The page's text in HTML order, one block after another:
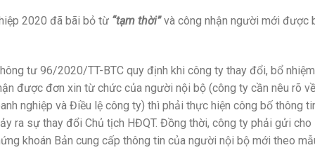
2020 đã bãi bỏ từ “tạm thời”và công nhận người mới được
tư 96/2020/TT-BTC quy định khi công ty thay đổi, bổ nhiệm
được đơn xin từ chức của người nội bộ (công ty cần nêu rõ về
nghiệp và Điều lệ công ty) thì phải thực hiện công bố thông
ra sự thay đổi Chủ tịch HĐQT. Đồng thời, công ty phải gửi cho
khoán Bản cung cấp thông tin của người nội bộ mới theo